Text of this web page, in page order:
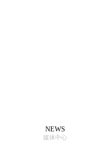
NEWS
媒体中心